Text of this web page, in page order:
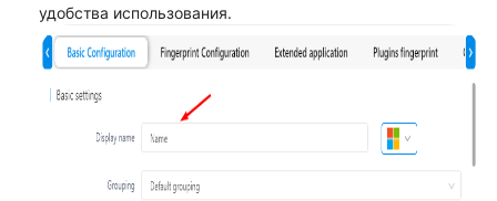
удобства использования.